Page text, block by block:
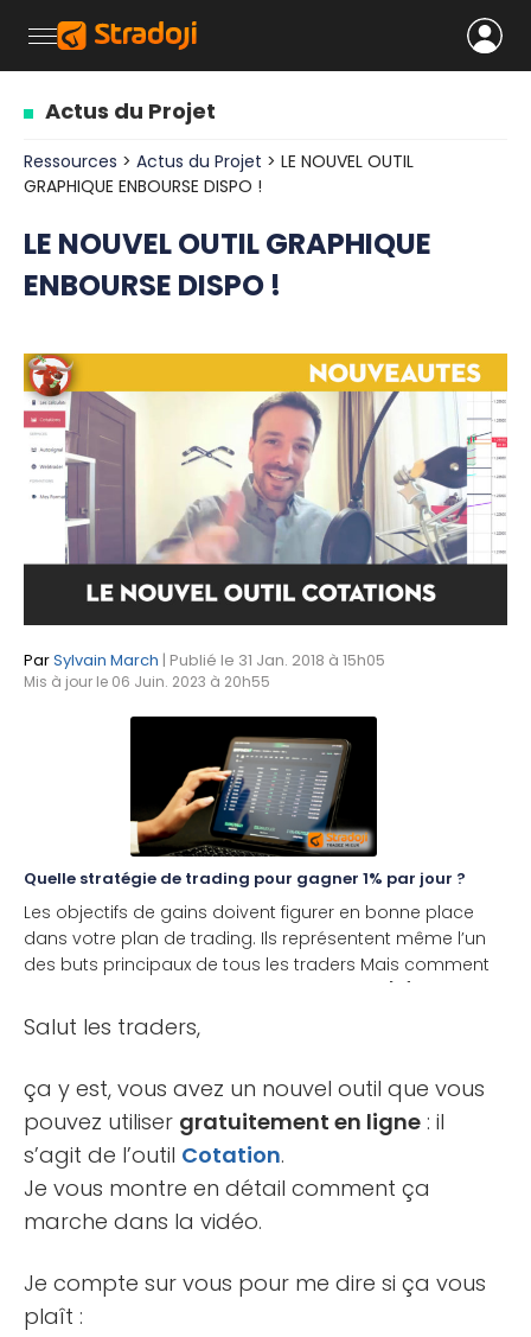
Actus du Projet
Ressources > Actus du Projet > LE NOUVEL OUTIL
GRAPHIQUE ENBOURSE DISPO !
LE NOUVEL OUTIL GRAPHIQUE
ENBOURSE DISPO !
ParSylvain March | Publié le 31 Jan. 2018 à 15h05
Mis à jour le 06 Juin. 2023 à 20h55
Quelle stratégie de trading pour gagner 1% par jour ?
Les objectifs de gains doivent figurer en bonne place
dans votre plan de trading. Ils représentent même l’un
des buts principaux de tous les traders Mais comment
les définir et surtout les atteindre ? Stradoji [...]
Salut les traders,
ça y est, vous avez un nouvel outil que vous
pouvez utiliser gratuitement en ligne : il
s’agit de l’outil Cotation.
Je vous montre en détail comment ça
marche dans la vidéo.
Je compte sur vous pour me dire si ça vous
plaît :